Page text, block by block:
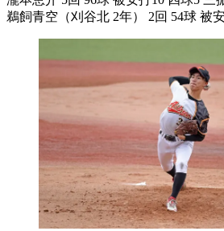
鵜飼青空（刈谷北 2年） 2回 54球 被